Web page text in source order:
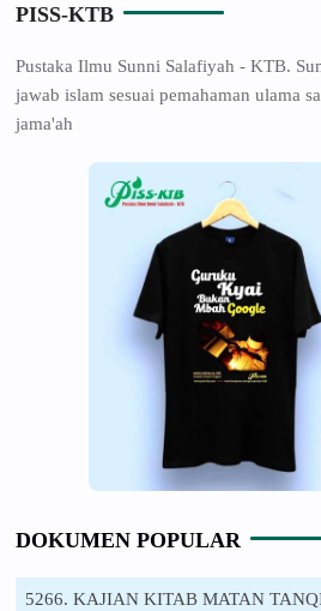
PISS-KTB
Pustaka Ilmu Sunni Salafiyah - KTB.
jawab islam sesuai pemahaman ulama
jama'ah
DOKUMEN POPULAR
5266. KAJIAN KITAB MATAN